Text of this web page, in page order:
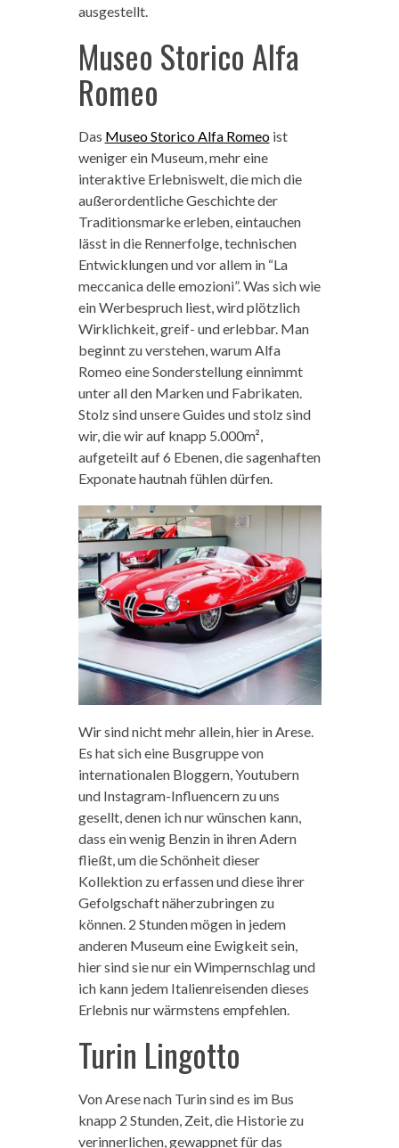
ausgestellt.
Museo Storico Alfa
Romeo
Das Museo Storico Alfa Romeoist
weniger ein Museum, mehr eine
interaktive Erlebniswelt, die mich die
außerordentliche Geschichte der
Traditionsmarke erleben, eintauchen
lässt in die Rennerfolge, technischen
Entwicklungen und vor allem in “La
meccanica delle emozioni”. Was sich wie
ein Werbespruch liest, wird plötzlich
Wirklichkeit, greif- und erlebbar. Man
beginnt zu verstehen, warum Alfa
Romeo eine Sonderstellung einnimmt
unter all den Marken und Fabrikaten.
Stolz sind unsere Guides und stolz sind
wir, die wir auf knapp 5.000m²,
aufgeteilt auf 6 Ebenen, die sagenhaften
Exponate hautnah fühlen dürfen.
Wir sind nicht mehr allein, hier in Arese.
Es hat sich eine Busgruppe von
internationalen Bloggern, Youtubern
und Instagram-Influencern zu uns
gesellt, denen ich nur wünschen kann,
dass ein wenig Benzin in ihren Adern
fließt, um die Schönheit dieser
Kollektion zu erfassen und diese ihrer
Gefolgschaft näherzubringen zu
können. 2 Stunden mögen in jedem
anderen Museum eine Ewigkeit sein,
hier sind sie nur ein Wimpernschlag und
ich kann jedem Italienreisenden dieses
Erlebnis nur wärmstens empfehlen.
Turin Lingotto
Von Arese nach Turin sind es im Bus
knapp 2 Stunden, Zeit, die Historie zu
verinnerlichen, gewappnet für das